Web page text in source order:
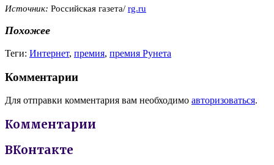
Источник: Российская газета/ rg.ru
Похожее
Теги: Интернет, премия, премия Рунета
Комментарии
Для отправки комментария вам необходимо авторизоваться.
Комментарии
ВКонтакте